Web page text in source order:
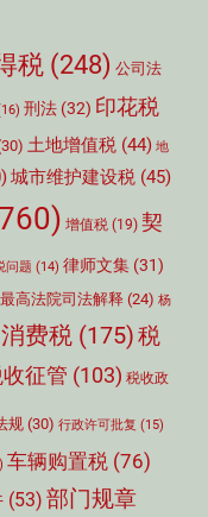
税 (248) 公司法
刑法 (32) 印花税
土地增值税 (44) 地
城市维护建设税 (45)
增值税 (19) 契
问题 (14) 律师文集 (31)
最高法院司法解释 (24) 杨
消费税 (175)税
征管 (103) 税收政
规 (30) 行政许可批复 (15)
车辆购置税 (76)
(53) 部门规章